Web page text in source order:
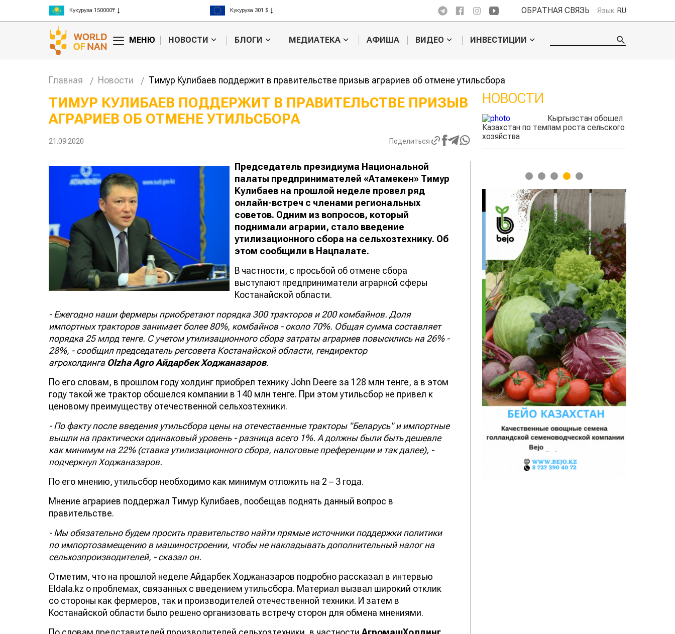
Кукуруза 150000₸
Рис 300000₸
Пшеница 3 класс 125000₸
Кукуруза 301 $
Рис 408 $
ОБРАТНАЯ СВЯЗЬ Язык RU
МЕНЮ НОВОСТИ БЛОГИ МЕДИАТЕКА АФИША ВИДЕО ИНВЕСТИЦИИ
Главная Новости Тимур Кулибаев поддержит в правительстве призыв аграриев об отмене утильсбора
ТИМУР КУЛИБАЕВ ПОДДЕРЖИТ В ПРАВИТЕЛЬСТВЕ ПРИЗЫВ
АГРАРИЕВ ОБ ОТМЕНЕ УТИЛЬСБОРА
21.09.2020 Поделиться
Председатель президиума Национальной
палаты предпринимателей «Атамекен» Тимур
Кулибаев на прошлой неделе провел ряд
онлайн-встреч с членами региональных
советов. Одним из вопросов, который
поднимали аграрии, стало введение
утилизационного сбора на сельхозтехнику. Об
этом сообщили в Нацпалате.
В частности, с просьбой об отмене сбора
выступают предприниматели аграрной сферы
Костанайской области.
- Ежегодно наши фермеры приобретают порядка 300 тракторов и 200 комбайнов. Доля
импортных тракторов занимает более 80%, комбайнов - около 70%. Общая сумма составляет
порядка 25 млрд тенге. С учетом утилизационного сбора затраты аграриев повысились на 26% -
28%, - сообщил председатель регсовета Костанайской области, гендиректор
агрохолдинга Olzha Agro Айдарбек Ходжаназаров.
По его словам, в прошлом году холдинг приобрел технику John Deere за 128 млн тенге, а в этом
году такой же трактор обошелся компании в 140 млн тенге. При этом утильсбор не привел к
ценовому преимуществу отечественной сельхозтехники.
- По факту после введения утильсбора цены на отечественные тракторы "Беларусь" и импортные
вышли на практически одинаковый уровень - разница всего 1%. А должны были быть дешевле
как минимум на 22% (ставка утилизационного сбора, налоговые преференции и так далее), -
подчеркнул Ходжаназаров.
По его мнению, утильсбор необходимо как минимум отложить на 2 – 3 года.
Мнение аграриев поддержал Тимур Кулибаев, пообещав поднять данный вопрос в
правительстве.
- Мы обязательно будем просить правительство найти прямые источники поддержки политики
по импортозамещению в машиностроении, чтобы не накладывать дополнительный налог на
сельхозпроизводителей, - сказал он.
Отметим, что на прошлой неделе Айдарбек Ходжаназаров подробно рассказал в интервью
Eldala.kz о проблемах, связанных с введением утильсбора. Материал вызвал широкий отклик
со стороны как фермеров, так и производителей отечественной техники. И затем в
Костанайской области было решено организовать встречу сторон для обмена мнениями.
НОВОСТИ
Жара в Китае может
Казахстанское
жука будут выжигать
лазером
Кыргызстан обошел
Казахстан по темпам роста сельского
хозяйства
1 2 3 4 5